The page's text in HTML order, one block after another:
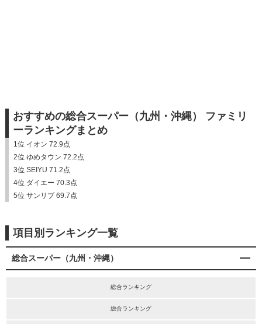
おすすめの総合スーパー（九州・沖縄） ファミリ
ーランキングまとめ
1位 イオン 72.9点
2位 ゆめタウン 72.2点
3位 SEIYU 71.2点
4位 ダイエー 70.3点
5位 サンリブ 69.7点
項目別ランキング一覧
総合スーパー（九州・沖縄）
総合ランキング
総合ランキング